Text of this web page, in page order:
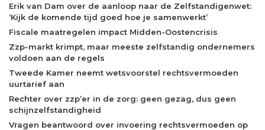
Erik van Dam over de aanloop naar de Zelfstandigenwet:
‘Kijk de komende tijd goed hoe je samenwerkt’
Fiscale maatregelen impact Midden-Oostencrisis
Zzp-markt krimpt, maar meeste zelfstandig ondernemers
voldoen aan de regels
Tweede Kamer neemt wetsvoorstel rechtsvermoeden
uurtarief aan
Rechter over zzp’er in de zorg: geen gezag, dus geen
schijnzelfstandigheid
Vragen beantwoord over invoering rechtsvermoeden op